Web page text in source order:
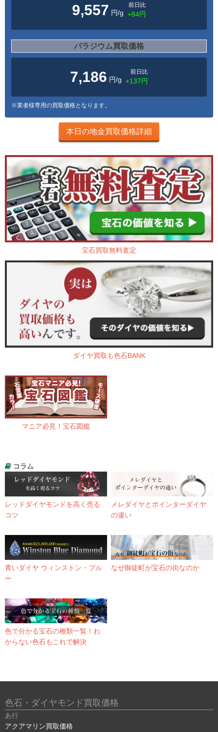
9,557 円/g
前日比
+84円
パラジウム買取価格
7,186 円/g
前日比
+137円
※業者様専用の買取価格となります。
本日の地金買取価格詳細
宝石買取無料査定
ダイヤ買取も色石BANK
マニア必見！宝石図鑑
コラム
レッドダイヤモンドを高く売る
コツ
メレダイヤとポインターダイヤ
の違い
青いダイヤ ウィンストン・ブル
ー
なぜ御徒町が宝石の街なのか
色で分かる宝石の種類一覧！わ
からない色石もこれで解決
色石・ダイヤモンド買取価格
あ行
アクアマリン買取価格